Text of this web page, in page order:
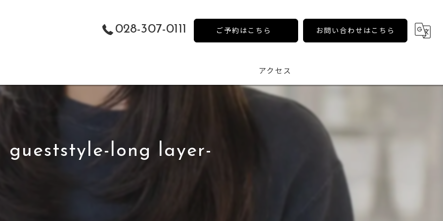
028-307-0111 ご予約はこちら お問い合わせはこちら
アクセス
gueststyle-long layer-